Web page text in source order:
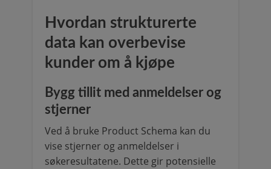
Hvordan strukturerte
data kan overbevise
kunder om å kjøpe
Bygg tillit med anmeldelser og
stjerner
Ved å bruke Product Schema kan du
vise stjerner og anmeldelser i
søkeresultatene. Dette gir potensielle